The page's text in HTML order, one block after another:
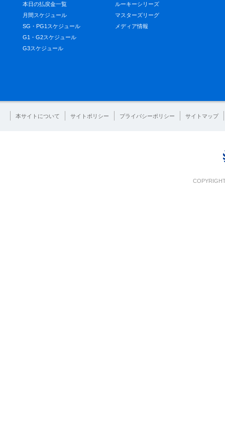
本日の払戻金一覧
月間スケジュール
SG・PG1スケジュール
G1・G2スケジュール
G3スケジュール
ルーキーシリーズ
マスターズリーグ
メディア情報
本サイトについて サイトポリシー プライバシーポリシー サイトマップ